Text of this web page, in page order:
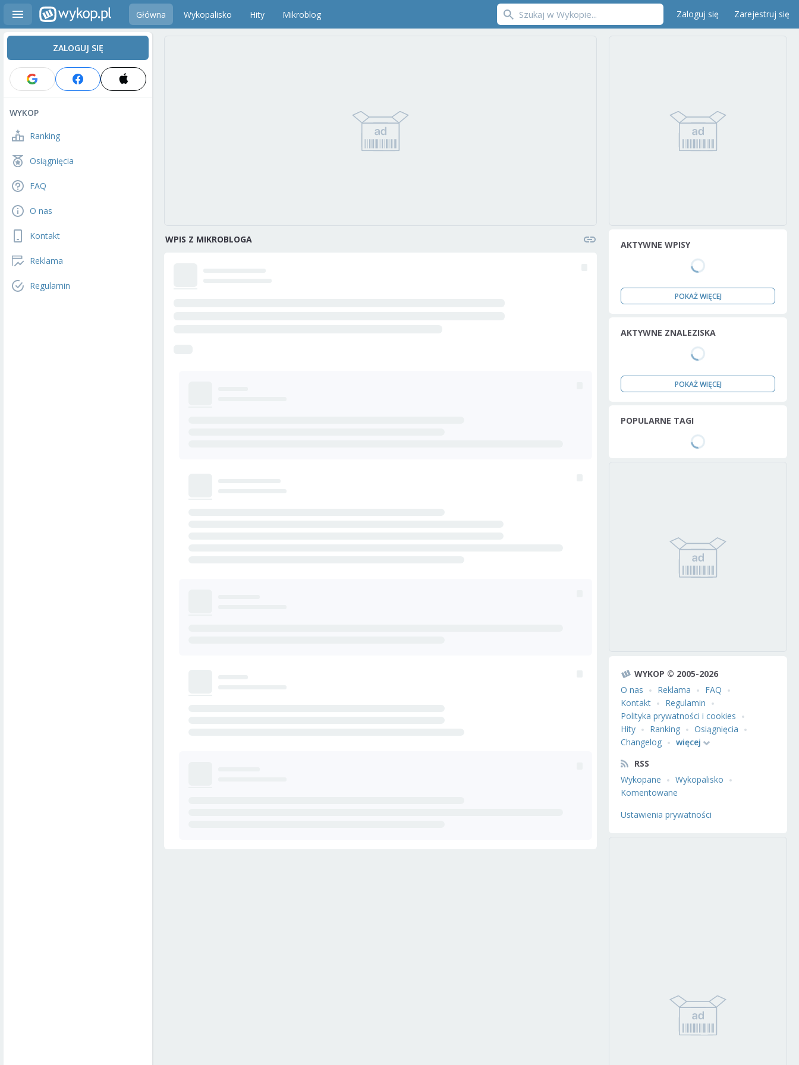
Główna Wykopalisko Hity Mikroblog Zaloguj się Zarejestruj się
ZALOGUJ SIĘ
WYKOP
Ranking
Osiągnięcia
FAQ
O nas
Kontakt
Reklama
Regulamin
WPIS Z MIKROBLOGA AKTYWNE WPISY
POKAŻ WIĘCEJ
AKTYWNE ZNALEZISKA
POKAŻ WIĘCEJ
POPULARNE TAGI
WYKOP © 2005-2026
O nas
Reklama
FAQ
Kontakt
Regulamin
Polityka prywatności i cookies
Hity
Ranking
Osiągnięcia
Changelog
więcej
RSS
Wykopane
Wykopalisko
Komentowane
Ustawienia prywatności